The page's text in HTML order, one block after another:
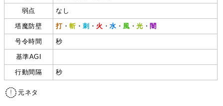
弱点 なし
塔魔防壁 打・斬 ・刺 ・ 火 ・水 ・ 風 ・光 ・ 闇
号令時間 秒
基準AGI
行動間隔 秒
元ネタ